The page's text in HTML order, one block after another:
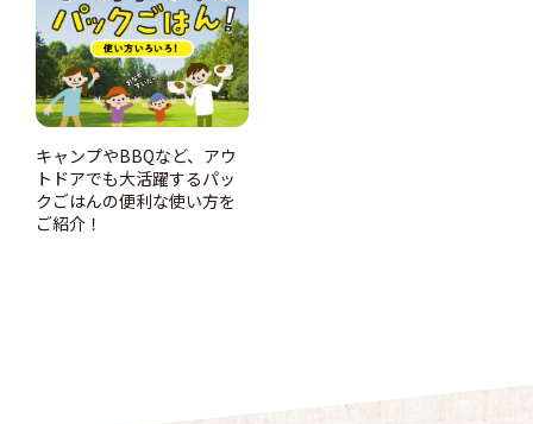
キャンプやBBQなど、アウ
トドアでも大活躍するパッ
クごはんの便利な使い方を
ご紹介！